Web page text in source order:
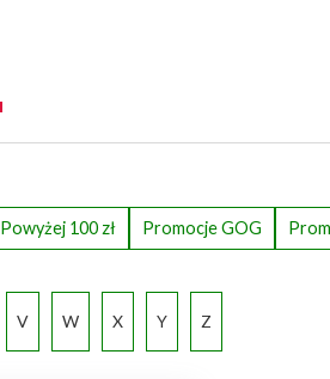
Powyżej 100 zł Promocje GOG
V W X Y Z